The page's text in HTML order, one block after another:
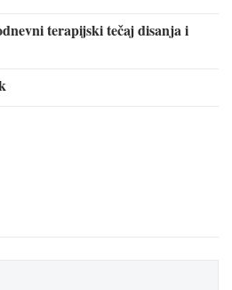
terapijski tečaj disanja i